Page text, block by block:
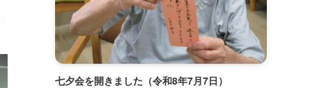
七夕会を開きました（令和8年7月7日）